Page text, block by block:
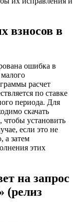
взносов в
ошибка в
малого
расчет
по ставке
периода. Для
скачать
установить
если это не
а затем
этих
на запрос
(релиз